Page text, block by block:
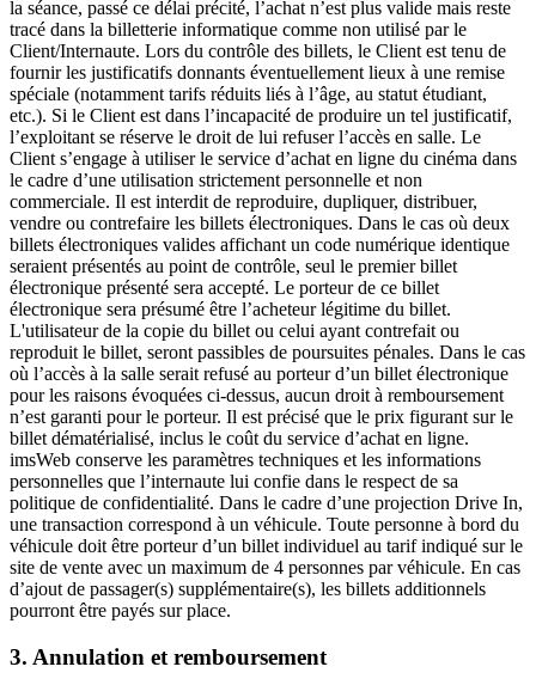
la séance, passé ce délai précité, l’achat n’est plus valide mais reste
tracé dans la billetterie informatique comme non utilisé par le
Client/Internaute. Lors du contrôle des billets, le Client est tenu de
fournir les justificatifs donnants éventuellement lieux à une remise
spéciale (notamment tarifs réduits liés à l’âge, au statut étudiant,
etc.). Si le Client est dans l’incapacité de produire un tel justificatif,
l’exploitant se réserve le droit de lui refuser l’accès en salle. Le
Client s’engage à utiliser le service d’achat en ligne du cinéma dans
le cadre d’une utilisation strictement personnelle et non
commerciale. Il est interdit de reproduire, dupliquer, distribuer,
vendre ou contrefaire les billets électroniques. Dans le cas où deux
billets électroniques valides affichant un code numérique identique
seraient présentés au point de contrôle, seul le premier billet
électronique présenté sera accepté. Le porteur de ce billet
électronique sera présumé être l’acheteur légitime du billet.
L'utilisateur de la copie du billet ou celui ayant contrefait ou
reproduit le billet, seront passibles de poursuites pénales. Dans le cas
où l’accès à la salle serait refusé au porteur d’un billet électronique
pour les raisons évoquées ci-dessus, aucun droit à remboursement
n’est garanti pour le porteur. Il est précisé que le prix figurant sur le
billet dématérialisé, inclus le coût du service d’achat en ligne.
imsWeb conserve les paramètres techniques et les informations
personnelles que l’internaute lui confie dans le respect de sa
politique de confidentialité. Dans le cadre d’une projection Drive In,
une transaction correspond à un véhicule. Toute personne à bord du
véhicule doit être porteur d’un billet individuel au tarif indiqué sur le
site de vente avec un maximum de 4 personnes par véhicule. En cas
d’ajout de passager(s) supplémentaire(s), les billets additionnels
pourront être payés sur place.
3. Annulation et remboursement